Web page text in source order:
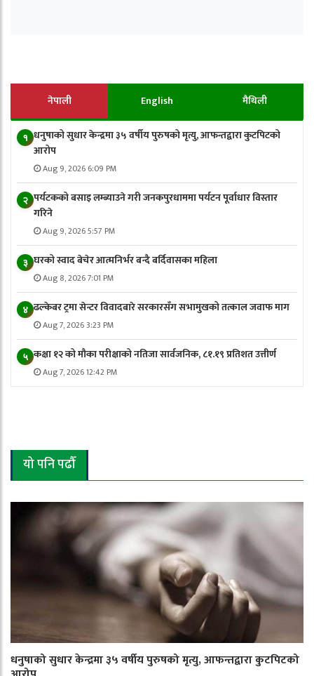
नेपाली English मैथिली
१ धनुषाको सुधार केन्द्रमा ३५ वर्षीय पुरुषको मृत्यु, आफन्तद्वारा कुटपिटको
आरोप
Aug 9, 2026 6:09 PM
२ पर्यटकको बसाइ लम्ब्याउने गरी जनकपुरधाममा पर्यटन पूर्वाधार विस्तार
गरिने
Aug 9, 2026 5:57 PM
३ घरको स्वाद बेचेर आत्मनिर्भर बन्दै बर्दिवासका महिला
Aug 8, 2026 7:01 PM
४ ढल्केबर ट्रमा सेन्टर विवादबारे सरकारसँग सभामुखको तत्काल जवाफ माग
Aug 7, 2026 3:23 PM
५ कक्षा १२ को मौका परीक्षाको नतिजा सार्वजनिक, ८१.१९ प्रतिशत उत्तीर्ण
Aug 7, 2026 12:42 PM
यो पनि पढौँ
धनुषाको सुधार केन्द्रमा ३५ वर्षीय पुरुषको मृत्यु, आफन्तद्वारा कुटपिटको